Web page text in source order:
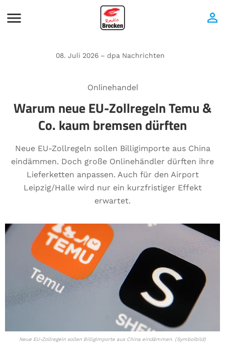
08. Juli 2026 – dpa Nachrichten
Onlinehandel
Warum neue EU-Zollregeln Temu &
Co. kaum bremsen dürften
Neue EU-Zollregeln sollen Billigimporte aus China
eindämmen. Doch große Onlinehändler dürften ihre
Lieferketten anpassen. Auch für den Airport
Leipzig/Halle wird nur ein kurzfristiger Effekt
erwartet.
Neue EU-Zollregeln sollen Billigimporte aus China eindämmen. (Symbolbild)